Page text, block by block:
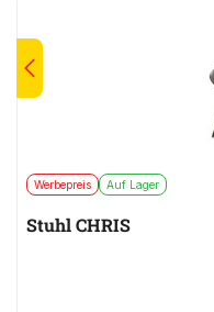
Werbepreis Auf Lager
Stuhl CHRIS